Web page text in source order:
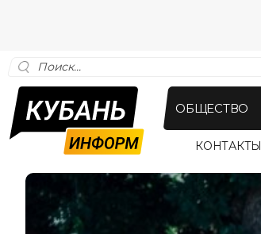
ОБЩЕСТВО
КОНТАКТЫ